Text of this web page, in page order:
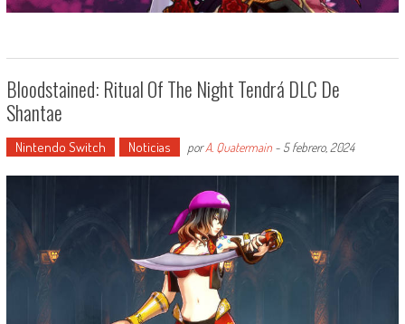
Bloodstained: Ritual Of The Night Tendrá DLC De
Shantae
Nintendo Switch Noticias porA. Quatermain- 5 febrero, 2024